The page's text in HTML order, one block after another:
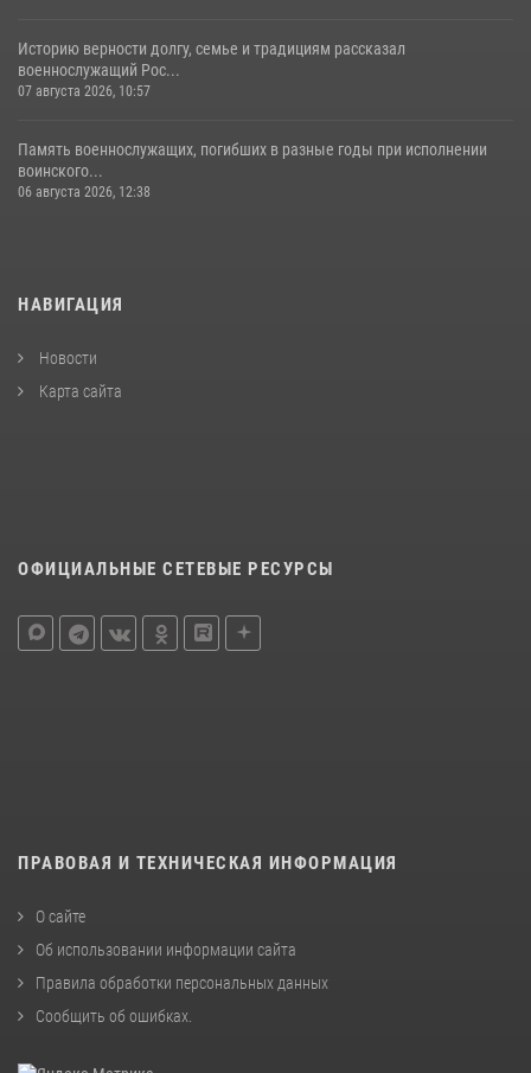
Историю верности долгу, семье и традициям рассказал
военнослужащий Рос...
07 августа 2026, 10:57
Память военнослужащих, погибших в разные годы при исполнении
воинского...
06 августа 2026, 12:38
НАВИГАЦИЯ
Новости
Карта сайта
ОФИЦИАЛЬНЫЕ СЕТЕВЫЕ РЕСУРСЫ
ПРАВОВАЯ И ТЕХНИЧЕСКАЯ ИНФОРМАЦИЯ
О сайте
Об использовании информации сайта
Правила обработки персональных данных
Сообщить об ошибках